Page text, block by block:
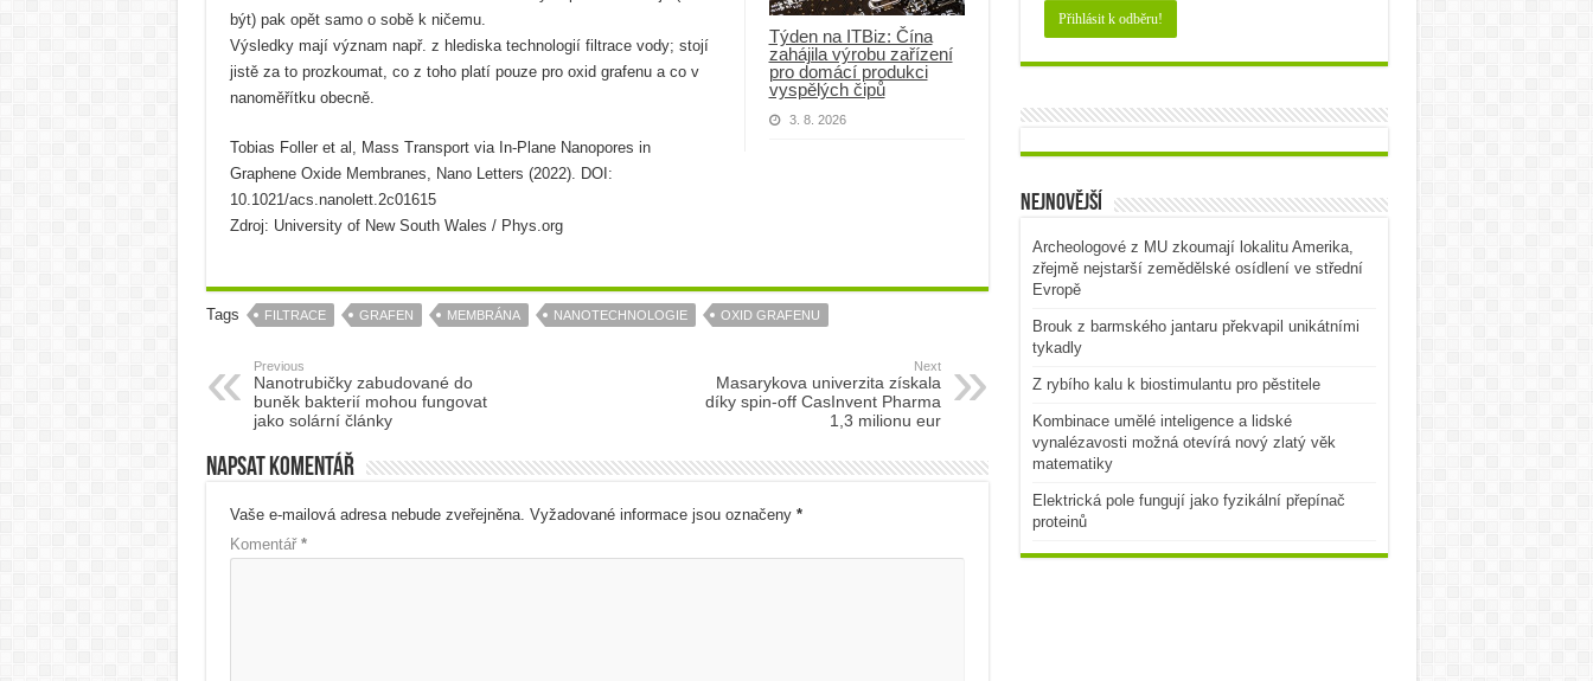
Týden na ITBiz: Čína
zahájila výrobu zařízení
pro domácí produkci
vyspělých čipů
3. 8. 2026
být) pak opět samo o sobě k ničemu.
Výsledky mají význam např. z hlediska technologií filtrace vody; stojí
jistě za to prozkoumat, co z toho platí pouze pro oxid grafenu a co v
nanoměřítku obecně.
Tobias Foller et al, Mass Transport via In-Plane Nanopores in
Graphene Oxide Membranes, Nano Letters (2022). DOI:
10.1021/acs.nanolett.2c01615
Zdroj: University of New South Wales / Phys.org
Tags FILTRACE GRAFEN MEMBRÁNA NANOTECHNOLOGIE OXID GRAFENU
Previous
Nanotrubičky zabudované do
buněk bakterií mohou fungovat
jako solární články
Next
Masarykova univerzita získala
díky spin-off CasInvent Pharma
1,3 milionu eur
Napsat komentář
Vaše e-mailová adresa nebude zveřejněna. Vyžadované informace jsou označeny *
Komentář *
Nejnovější
Archeologové z MU zkoumají lokalitu Amerika,
zřejmě nejstarší zemědělské osídlení ve střední
Evropě
Brouk z barmského jantaru překvapil unikátními
tykadly
Z rybího kalu k biostimulantu pro pěstitele
Kombinace umělé inteligence a lidské
vynalézavosti možná otevírá nový zlatý věk
matematiky
Elektrická pole fungují jako fyzikální přepínač
proteinů